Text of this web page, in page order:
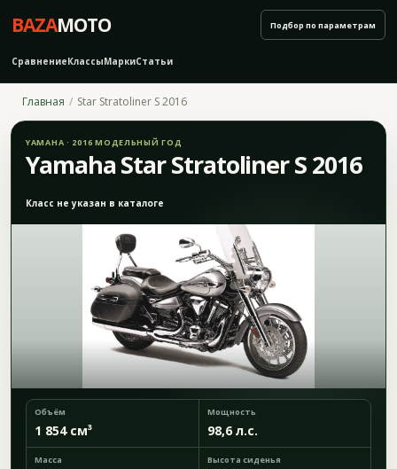
BAZAMOTO
СравнениеКлассыМаркиСтатьи
Подбор по параметрам
Главная Star Stratoliner S 2016
YAMAHA · 2016 МОДЕЛЬНЫЙ ГОД
Yamaha Star Stratoliner S 2016
Класс не указан в каталоге
Объём
1 854 см³
Мощность
98,6 л.с.
Масса Высота сиденья